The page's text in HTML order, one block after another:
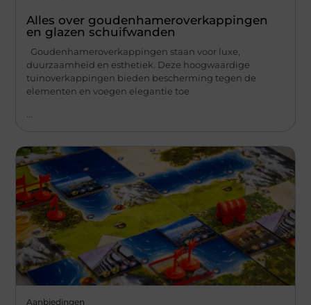
Alles over goudenhameroverkappingen
en glazen schuifwanden
Goudenhameroverkappingen staan voor luxe,
duurzaamheid en esthetiek. Deze hoogwaardige
tuinoverkappingen bieden bescherming tegen de
elementen en voegen elegantie toe
Aanbiedingen